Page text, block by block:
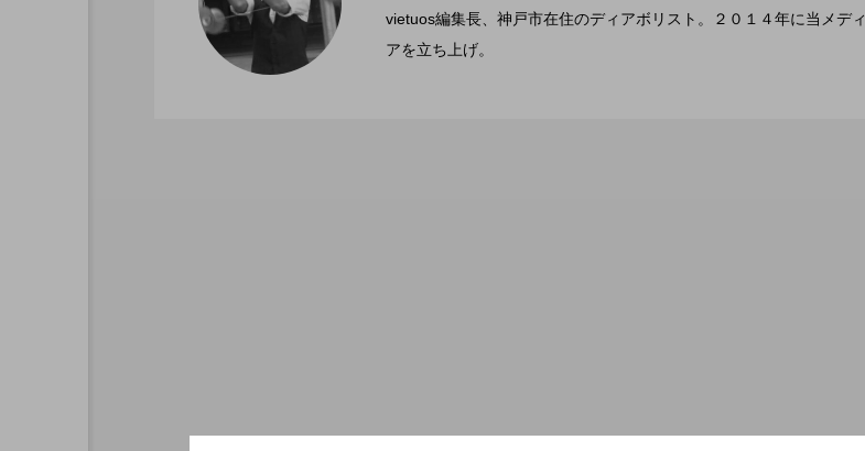
vietuos編集長、神戸市在住のディアボリスト。２０１４年に当メディ
アを立ち上げ。
2022.06.21
文化館にて開催。